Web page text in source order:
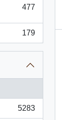
477
179
5283